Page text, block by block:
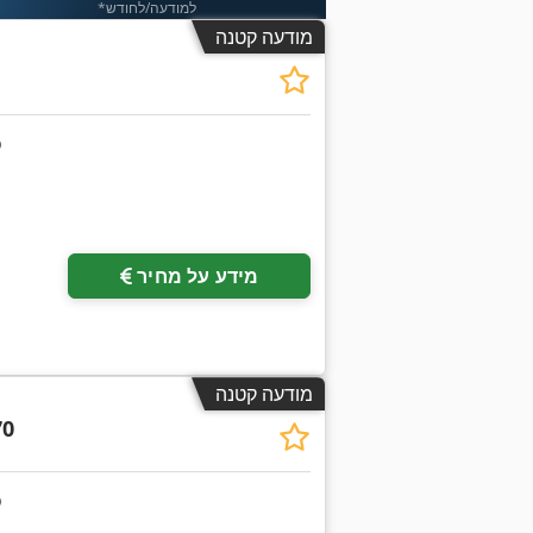
*למודעה/לחודש
מודעה קטנה
מידע על מחיר
מודעה קטנה